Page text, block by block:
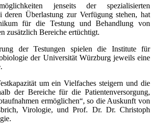
jenseits der spezialisierten
deren Überlastung zur Verfügung stehen, hat
für die Testung und Behandlung von
zusätzlich Bereiche ertüchtigt.
der Testungen spielen die Institute für
der Universität Würzburg jeweils eine
um ein Vielfaches steigern und die
der Bereiche für die Patientenversorgung,
ermöglichen“, so die Auskunft von
Virologie, und Prof. Dr. Dr. Christoph